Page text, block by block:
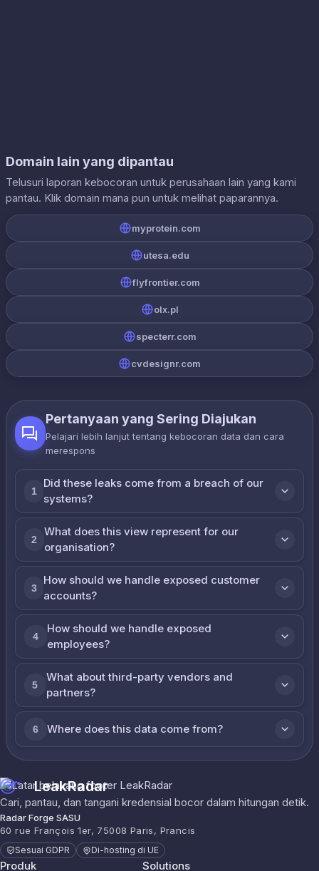
Domain lain yang dipantau
Telusuri laporan kebocoran untuk perusahaan lain yang kami
pantau. Klik domain mana pun untuk melihat paparannya.
myprotein.com
utesa.edu
flyfrontier.com
olx.pl
specterr.com
cvdesignr.com
Pertanyaan yang Sering Diajukan
Pelajari lebih lanjut tentang kebocoran data dan cara
merespons
1
Did these leaks come from a breach of our
systems?
2
What does this view represent for our
organisation?
3
How should we handle exposed customer
accounts?
4
How should we handle exposed
employees?
5
What about third-party vendors and
partners?
6 Where does this data come from?
LeakRadar
Cari, pantau, dan tangani kredensial bocor dalam hitungan detik.
Radar Forge SASU
60 rue François 1er, 75008 Paris, Prancis
Sesuai GDPR Di-hosting di UE
Produk Solutions